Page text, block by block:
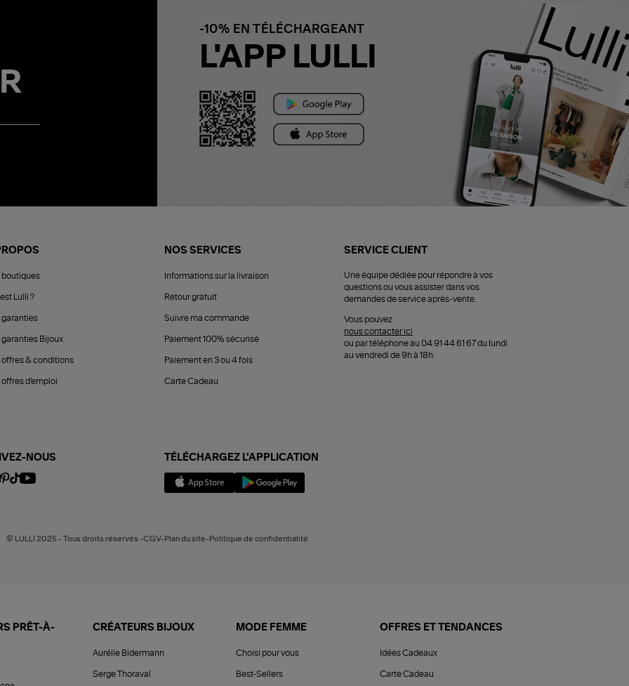
-10% EN TÉLÉCHARGEANT
L'APP LULLI
boutiques
Lulli ?
garanties
garanties Bijoux
offres & conditions
offres d'emploi
NOS SERVICES
Informations sur la livraison
Retour gratuit
Suivre ma commande
Paiement 100% sécurisé
Paiement en 3 ou 4 fois
Carte Cadeau
SERVICE CLIENT
Une équipe dédiée pour répondre à vos
questions ou vous assister dans vos
demandes de service après-vente.
Vous pouvez
nous contacter ici
ou par téléphone au 04 91 44 61 67 du lundi
au vendredi de 9h à 18h.
NOUS TÉLÉCHARGEZ L'APPLICATION
© LULLI 2025 - Tous droits réservés -CGV-Plan du site-Politique de confidentialité
PRÊT-À-
CRÉATEURS BIJOUX
Aurélie Bidermann
Serge Thoraval
MODE FEMME
Choisi pour vous
Best-Sellers
OFFRES ET TENDANCES
Idées Cadeaux
Carte Cadeau